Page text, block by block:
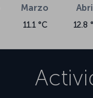
Marzo
11.1 °C 12.8